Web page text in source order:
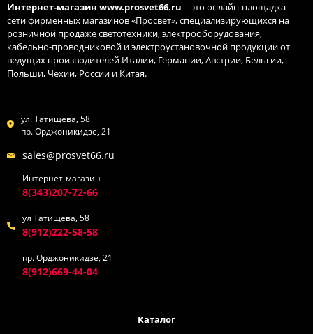
Интернет-магазин www.prosvet66.ru – это онлайн-площадка
сети фирменных магазинов «Просвет», специализирующихся на
розничной продаже светотехники, электрооборудования,
кабельно-проводниковой и электроустановочной продукции от
ведущих производителей Италии, Германии, Австрии, Бельгии,
Польши, Чехии, России и Китая.
ул. Татищева, 58
пр. Орджоникидзе, 21
sales@prosvet66.ru
Интернет-магазин
8(343)207-72-66
ул Татищева, 58
8(912)222-58-58
пр. Орджоникидзе, 21
8(912)669-44-04
Каталог